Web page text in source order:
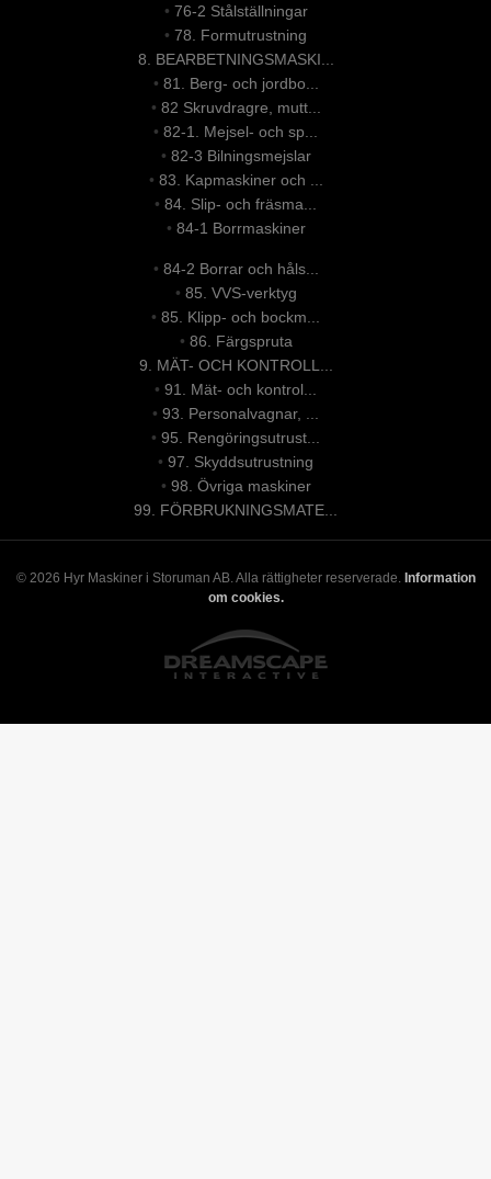
• 76-2 Stålställningar
•78. Formutrustning
8. BEARBETNINGSMASKI...
• 81. Berg- och jordbo...
• 82 Skruvdragre, mutt...
•82-1. Mejsel- och sp...
• 82-3 Bilningsmejslar
• 83. Kapmaskiner och ...
•84. Slip- och fräsma...
• 84-1 Borrmaskiner
• 84-2 Borrar och håls...
• 85. VVS-verktyg
•85. Klipp- och bockm...
• 86. Färgspruta
9. MÄT- OCH KONTROLL...
•91. Mät- och kontrol...
•93. Personalvagnar, ...
•95. Rengöringsutrust...
•97. Skyddsutrustning
• 98. Övriga maskiner
99. FÖRBRUKNINGSMATE...
© 2026 Hyr Maskiner i Storuman AB. Alla rättigheter reserverade. Information
om cookies.